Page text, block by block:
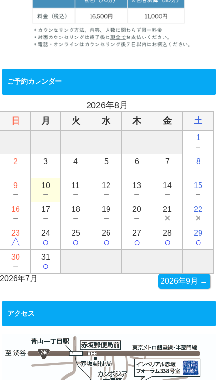
ご予約カレンダー
2026年8月
日
月 火 水 木 金 土
1
－
2
－
3
－
4
－
5
－
6
－
7
－
8
－
9
－
10
－
11
－
12
－
13
－
14
－
15
－
16
－
17
－
18
－
19
－
20
－
21
×
22
×
23
△
24
○
25
○
26
○
27
○
28
○
29
○
30
－
31
○
2026年7月 2026年9月 →
アクセス